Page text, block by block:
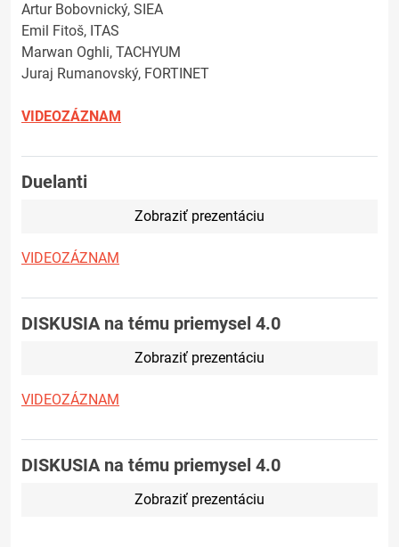
Artur Bobovnický, SIEA
Emil Fitoš, ITAS
Marwan Oghli, TACHYUM
Juraj Rumanovský, FORTINET
VIDEOZÁZNAM
Duelanti
Zobraziť prezentáciu
VIDEOZÁZNAM
DISKUSIA na tému priemysel 4.0
Zobraziť prezentáciu
VIDEOZÁZNAM
DISKUSIA na tému priemysel 4.0
Zobraziť prezentáciu